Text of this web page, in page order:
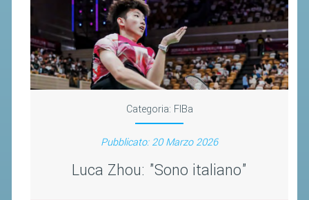
Categoria: FIBa
Pubblicato: 20 Marzo 2026
Luca Zhou: "Sono italiano"
STAFF TECNICO
CLASSIFICHE 2016-2023
ATLETI D'INTERESSE NAZIONALE
SCHEDE ATLETI
PROMOZIONE
NUOVI GIOCHI DELLA GIOVENTÙ